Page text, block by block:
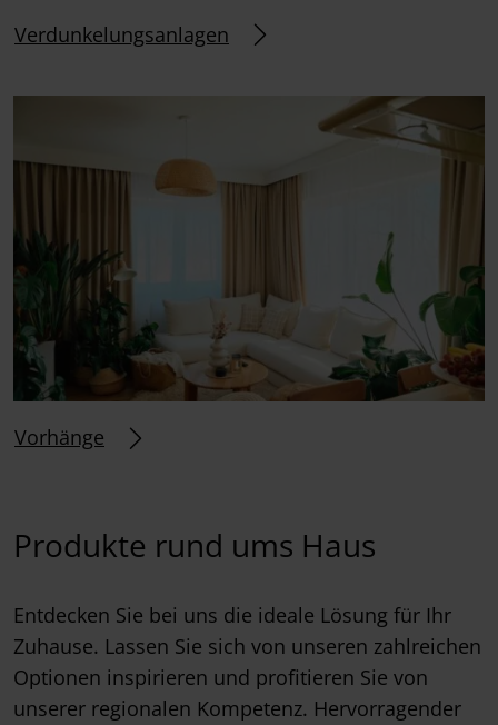
Verdunkelungsanlagen
Vorhänge
Produkte rund ums Haus
Entdecken Sie bei uns die ideale Lösung für Ihr
Zuhause. Lassen Sie sich von unseren zahlreichen
Optionen inspirieren und profitieren Sie von
unserer regionalen Kompetenz. Hervorragender